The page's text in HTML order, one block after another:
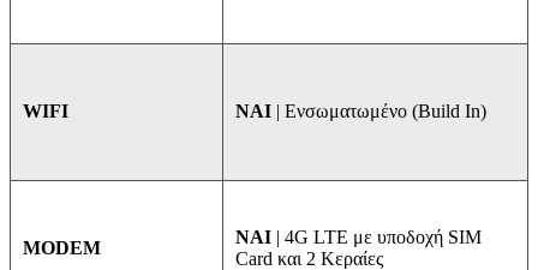
WIFI ΝΑΙ | Ενσωματωμένο (Build In)
MODEM
NAI | 4G LTE με υποδοχή SIM
Card και 2 Κεραίες